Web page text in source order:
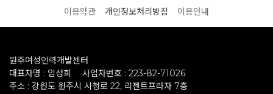
이용약관 개인정보처리방침 이용안내
원주여성인력개발센터
대표자명 : 임성희
사업자번호 : 223-82-71026
주소 : 강원도 원주시 시청로 22, 리젠트프라자 7층